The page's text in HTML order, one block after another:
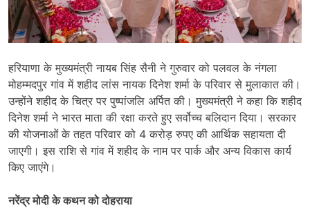
हरियाणा के मुख्यमंत्री नायब सिंह सैनी ने गुरुवार को पलवल के नंगला
मोहम्मदपुर गांव में शहीद लांस नायक दिनेश शर्मा के परिवार से मुलाकात की।
उन्होंने शहीद के चित्र पर पुष्पांजलि अर्पित की। मुख्यमंत्री ने कहा कि शहीद
दिनेश शर्मा ने भारत माता की रक्षा करते हुए सर्वोच्च बलिदान दिया। सरकार
की योजनाओं के तहत परिवार को 4 करोड़ रुपए की आर्थिक सहायता दी
जाएगी। इस राशि से गांव में शहीद के नाम पर पार्क और अन्य विकास कार्य
किए जाएंगे।
नरेंद्र मोदी के कथन को दोहराया